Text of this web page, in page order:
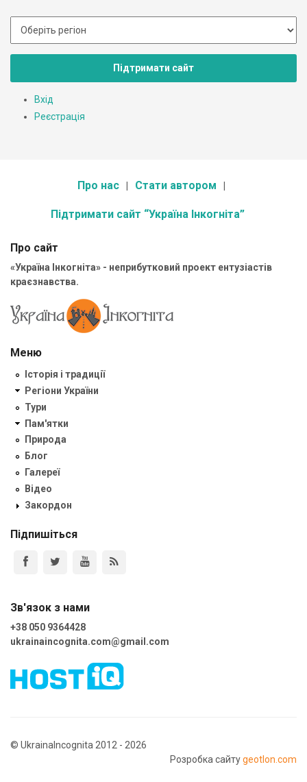
Підтримати сайт
Вхід
Реєстрація
Про нас Стати автором
Підтримати сайт “Україна Інкогніта”
Про сайт
«Україна Інкогніта» - неприбутковий проект ентузіастів
краєзнавства.
Меню
Історія і традиції
Регіони України
Тури
Пам'ятки
Природа
Блог
Галереї
Відео
Закордон
Підпишіться
Зв'язок з нами
+38 050 9364428
ukrainaincognita.com@gmail.com
© UkrainaIncognita 2012 - 2026
Розробка сайтуgeotlon.com